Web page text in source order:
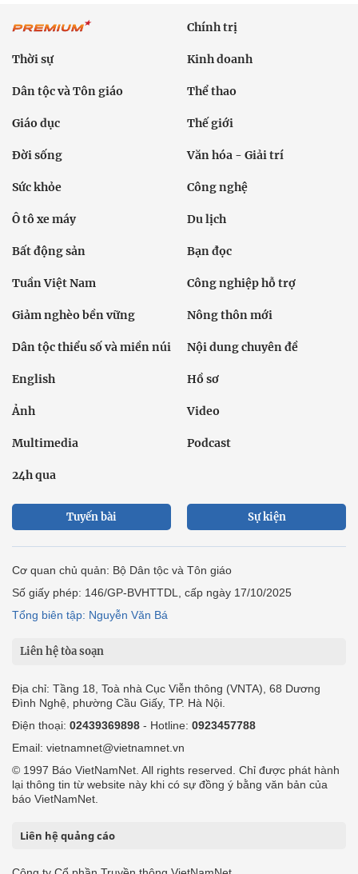
Chính trị
Thời sự Kinh doanh
Dân tộc và Tôn giáo Thể thao
Giáo dục Thế giới
Đời sống Văn hóa - Giải trí
Sức khỏe Công nghệ
Ô tô xe máy Du lịch
Bất động sản Bạn đọc
Tuần Việt Nam Công nghiệp hỗ trợ
Giảm nghèo bền vững Nông thôn mới
Dân tộc thiểu số và miền núi Nội dung chuyên đề
English Hồ sơ
Ảnh Video
Multimedia Podcast
24h qua
Tuyến bài Sự kiện
Cơ quan chủ quản: Bộ Dân tộc và Tôn giáo
Số giấy phép: 146/GP-BVHTTDL, cấp ngày 17/10/2025
Tổng biên tập: Nguyễn Văn Bá
Liên hệ tòa soạn
Địa chỉ: Tầng 18, Toà nhà Cục Viễn thông (VNTA), 68 Dương
Đình Nghệ, phường Cầu Giấy, TP. Hà Nội.
Điện thoại: 02439369898 - Hotline: 0923457788
Email: vietnamnet@vietnamnet.vn
© 1997 Báo VietNamNet. All rights reserved. Chỉ được phát hành
lại thông tin từ website này khi có sự đồng ý bằng văn bản của
báo VietNamNet.
Liên hệ quảng cáo